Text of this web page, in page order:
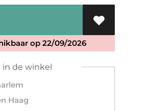
op 22/09/2026
in de winkel
Haag